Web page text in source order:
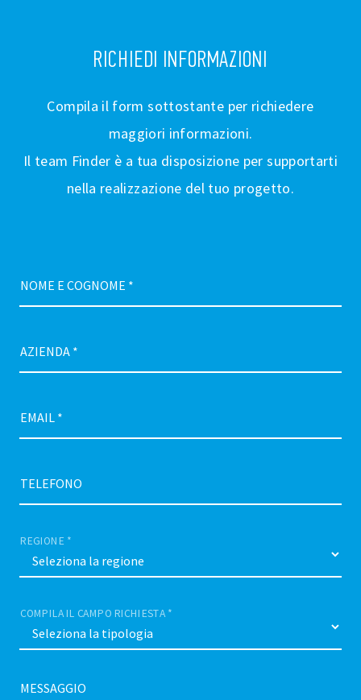
RICHIEDI INFORMAZIONI
Compila il form sottostante per richiedere
maggiori informazioni.
Il team Finder è a tua disposizione per supportarti
nella realizzazione del tuo progetto.
NOME E COGNOME *
AZIENDA *
EMAIL *
TELEFONO
REGIONE *
COMPILA IL CAMPO RICHIESTA *
MESSAGGIO